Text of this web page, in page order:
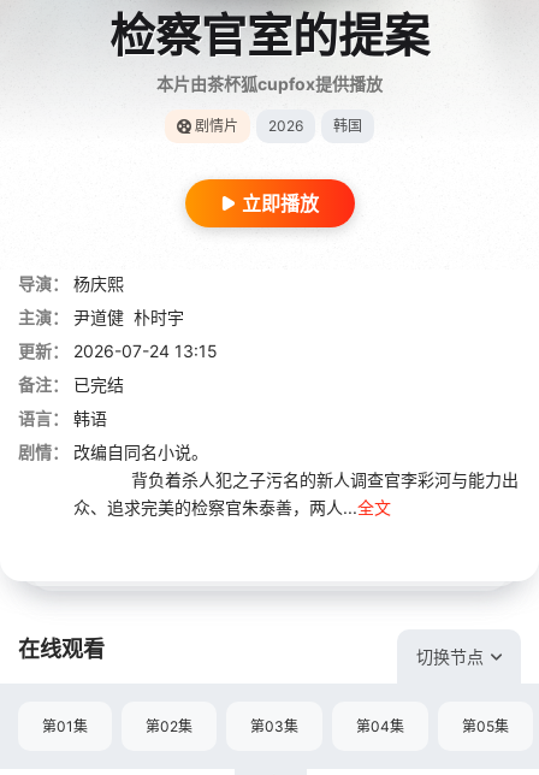
检察官室的提案
本片由茶杯狐cupfox提供播放
剧情片 2026 韩国
立即播放
导演：
杨庆熙
主演：
尹道健 朴时宇
更新：
2026-07-24 13:15
备注：
已完结
语言：
韩语
剧情：
改编自同名小说。
背负着杀人犯之子污名的新人调查官李彩河与能力出
众、追求完美的检察官朱泰善，两人...全文
在线观看 切换节点
第01集 第02集 第03集 第04集 第05集